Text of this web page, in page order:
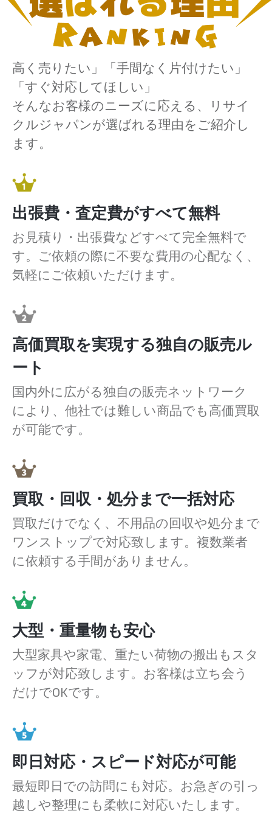
高く売りたい」「手間なく片付けたい」
「すぐ対応してほしい」
そんなお客様のニーズに応える、リサイ
クルジャパンが選ばれる理由をご紹介し
ます。
出張費・査定費がすべて無料
お見積り・出張費などすべて完全無料で
す。ご依頼の際に不要な費用の心配なく、
気軽にご依頼いただけます。
高価買取を実現する独自の販売ル
ート
国内外に広がる独自の販売ネットワーク
により、他社では難しい商品でも高価買取
が可能です。
買取・回収・処分まで一括対応
買取だけでなく、不用品の回収や処分まで
ワンストップで対応致します。複数業者
に依頼する手間がありません。
大型・重量物も安心
大型家具や家電、重たい荷物の搬出もスタ
ッフが対応致します。お客様は立ち会う
だけでOKです。
即日対応・スピード対応が可能
最短即日での訪問にも対応。お急ぎの引っ
越しや整理にも柔軟に対応いたします。